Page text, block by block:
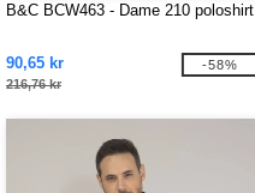
B&C BCW463 - Dame 210 poloshirt
90,65 kr
216,76 kr
-58%